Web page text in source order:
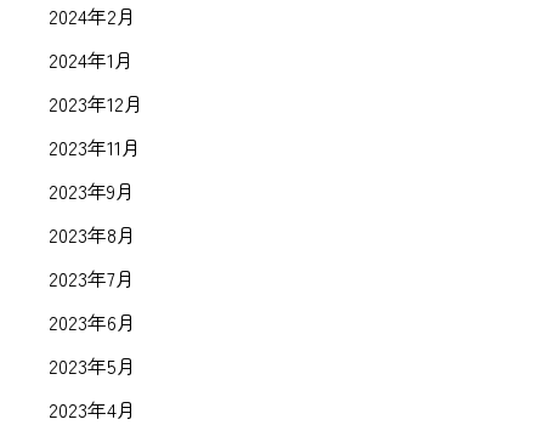
2024年2月
2024年1月
2023年12月
2023年11月
2023年9月
2023年8月
2023年7月
2023年6月
2023年5月
2023年4月